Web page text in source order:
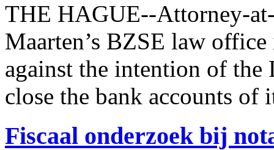
THE HAGUE--Attorney-
Maarten’s BZSE law
against the intention of
close the bank accounts of
Fiscaal onderzoek bij